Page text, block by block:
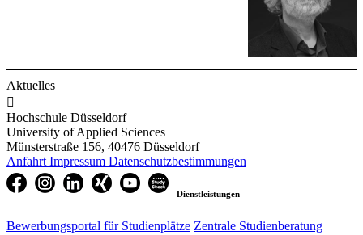
Aktuelles

Hochschule Düsseldorf
University of Applied Sciences
Münsterstraße 156, 40476 Düsseldorf
AnfahrtImpressum Datenschutzbestimmungen
Dienstleistungen
Bewerbungsportal für Studienplätze Zentrale Studienberatung